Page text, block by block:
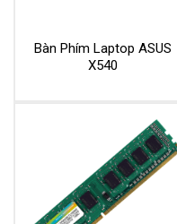
Bàn Phím Laptop ASUS
X540